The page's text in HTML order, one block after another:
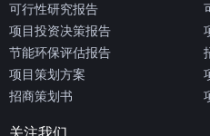
可行性研究报告
项目投资决策报告
节能环保评估报告
项目策划方案
招商策划书
关注我们